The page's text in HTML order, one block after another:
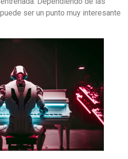
ser un punto muy interesante